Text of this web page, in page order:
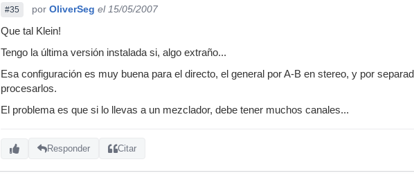
#35 por OliverSeg el 15/05/2007
Que tal Klein!
Tengo la última versión instalada si, algo extraño...
Esa configuración es muy buena para el directo, el general por A-B en stereo, y por
procesarlos.
El problema es que si lo llevas a un mezclador, debe tener muchos canales...
Responder Citar